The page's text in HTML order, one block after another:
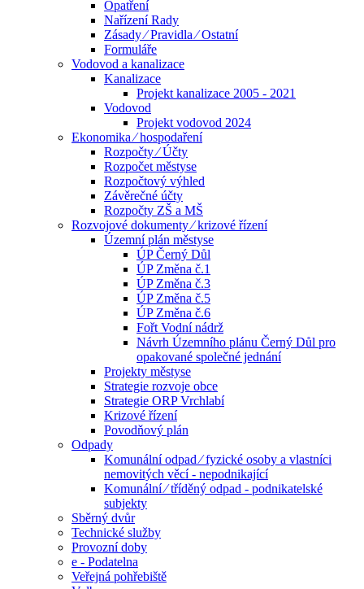
Opatření
Nařízení Rady
Zásady ⁄ Pravidla ⁄ Ostatní
Formuláře
Vodovod a kanalizace
Kanalizace
Projekt kanalizace 2005 - 2021
Vodovod
Projekt vodovod 2024
Ekonomika ⁄ hospodaření
Rozpočty ⁄ Účty
Rozpočet městyse
Rozpočtový výhled
Závěrečné účty
Rozpočty ZŠ a MŠ
Rozvojové dokumenty ⁄ krizové řízení
Územní plán městyse
ÚP Černý Důl
ÚP Změna č.1
ÚP Změna č.3
ÚP Změna č.5
ÚP Změna č.6
Fořt Vodní nádrž
Návrh Územního plánu Černý Důl pro
opakované společné jednání
Projekty městyse
Strategie rozvoje obce
Strategie ORP Vrchlabí
Krizové řízení
Povodňový plán
Odpady
Komunální odpad ⁄ fyzické osoby a vlastníci
nemovitých věcí - nepodnikající
Komunální ⁄ tříděný odpad - podnikatelské
subjekty
Sběrný dvůr
Technické služby
Provozní doby
e - Podatelna
Veřejná pohřebiště